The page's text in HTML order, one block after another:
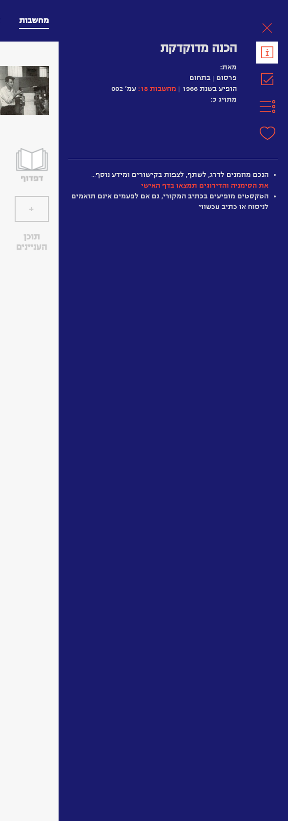
מחשבות
+
תוכן
העניינים
הכנה מדוקדקת
מאת:
פרסום | בתחום
הופיע בשנת 1966 |
מחשבות 18:
עמ' 002
מתויג כ:
ידיעות
מעולם
המחשבים
חדשות
הנכם מוזמנים לדרג, לשתף, לצפות בקישורים ומידע נוסף…
את הסימניה והדירוגים תמצאו בדף האישי
הטקסטים מופיעים בכתיב המקורי, גם אם לפעמים אינם תואמים
לניסוח או כתיב עכשווי